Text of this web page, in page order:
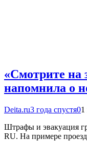
«Смотрите
напомнила о
Deita.ru3 года спустя0
Штрафы и эвакуация
RU. На примере